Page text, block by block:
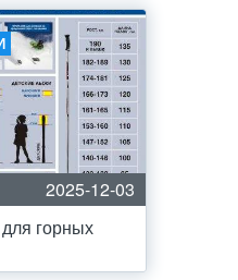
2025-12-03
горных